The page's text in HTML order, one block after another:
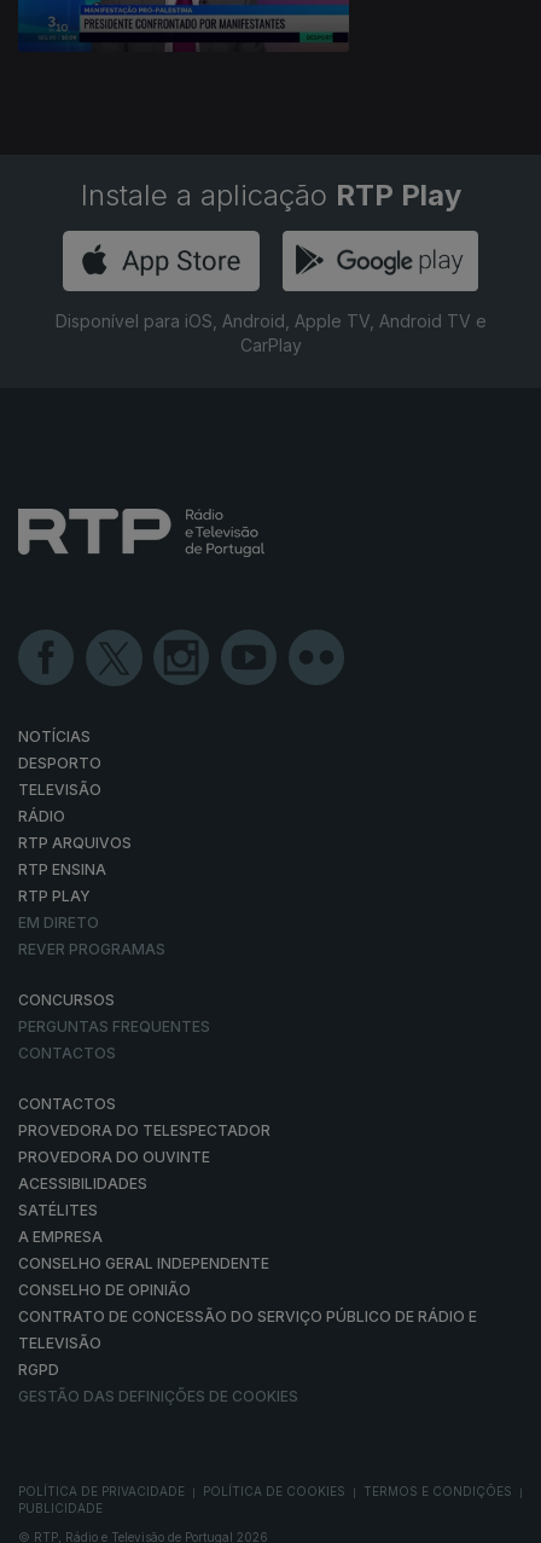
Instale a aplicação RTP Play
Disponível para iOS, Android, Apple TV, Android TV e
CarPlay
NOTÍCIAS
DESPORTO
TELEVISÃO
RÁDIO
RTP ARQUIVOS
RTP ENSINA
RTP PLAY
EM DIRETO
REVER PROGRAMAS
CONCURSOS
PERGUNTAS FREQUENTES
CONTACTOS
CONTACTOS
PROVEDORA DO TELESPECTADOR
PROVEDORA DO OUVINTE
ACESSIBILIDADES
SATÉLITES
A EMPRESA
CONSELHO GERAL INDEPENDENTE
CONSELHO DE OPINIÃO
CONTRATO DE CONCESSÃO DO SERVIÇO PÚBLICO DE RÁDIO E
TELEVISÃO
RGPD
GESTÃO DAS DEFINIÇÕES DE COOKIES
POLÍTICA DE PRIVACIDADE POLÍTICA DE COOKIES TERMOS E CONDIÇÕES
PUBLICIDADE
© RTP, Rádio e Televisão de Portugal 2026